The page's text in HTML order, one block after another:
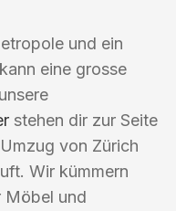
und ein
eine grosse
stehen dir zur Seite
von Zürich
Wir kümmern
Möbel und